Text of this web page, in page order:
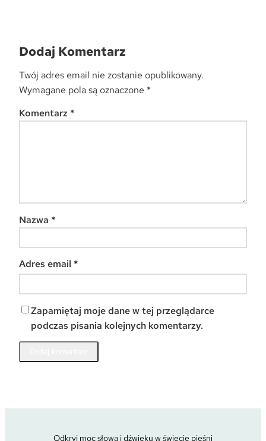
Dodaj Komentarz
Twój adres email nie zostanie opublikowany.
Wymagane pola są oznaczone *
Komentarz *
Nazwa *
Adres email *
Zapamiętaj moje dane w tej przeglądarce
podczas pisania kolejnych komentarzy.
Odkryj moc słowa i dźwięku w świecie pieśni